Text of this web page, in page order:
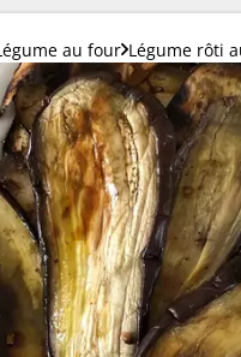
au four Légume rôti